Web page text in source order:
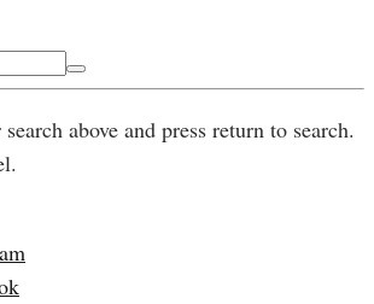
above and press return to search.